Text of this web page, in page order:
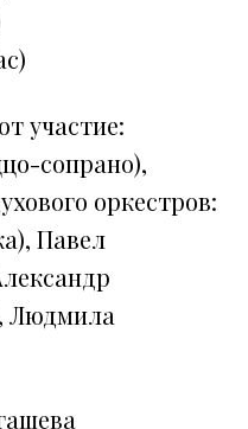
участие:
сопрано),
оркестров:
Павел
Людмила